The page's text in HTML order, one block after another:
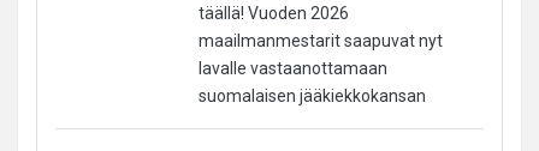
täällä! Vuoden 2026
maailmanmestarit saapuvat nyt
lavalle vastaanottamaan
suomalaisen jääkiekkokansan